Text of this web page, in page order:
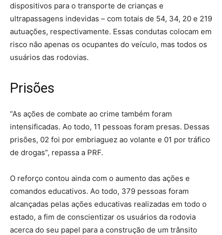
dispositivos para o transporte de crianças e
ultrapassagens indevidas – com totais de 54, 34, 20 e 219
autuações, respectivamente. Essas condutas colocam em
risco não apenas os ocupantes do veículo, mas todos os
usuários das rodovias.
Prisões
“As ações de combate ao crime também foram
intensificadas. Ao todo, 11 pessoas foram presas. Dessas
prisões, 02 foi por embriaguez ao volante e 01 por tráfico
de drogas”, repassa a PRF.
O reforço contou ainda com o aumento das ações e
comandos educativos. Ao todo, 379 pessoas foram
alcançadas pelas ações educativas realizadas em todo o
estado, a fim de conscientizar os usuários da rodovia
acerca do seu papel para a construção de um trânsito